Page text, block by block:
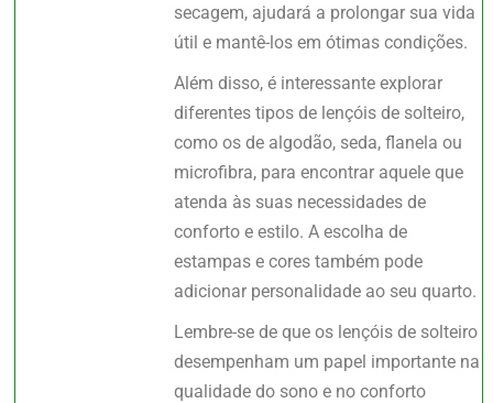
secagem, ajudará a prolongar sua vida
útil e mantê-los em ótimas condições.
Além disso, é interessante explorar
diferentes tipos de lençóis de solteiro,
como os de algodão, seda, flanela ou
microfibra, para encontrar aquele que
atenda às suas necessidades de
conforto e estilo. A escolha de
estampas e cores também pode
adicionar personalidade ao seu quarto.
Lembre-se de que os lençóis de solteiro
desempenham um papel importante na
qualidade do sono e no conforto